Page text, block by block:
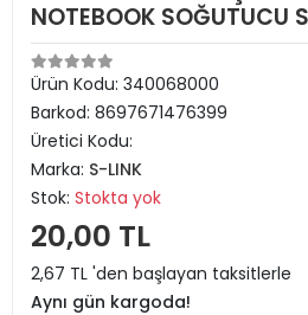
NOTEBOOK SOĞUTUCU
Ürün Kodu: 340068000
Barkod: 8697671476399
Üretici Kodu:
Marka: S-LINK
Stok: Stokta yok
20,00 TL
2,67 TL 'den başlayan taksitlerle
Aynı gün kargoda!